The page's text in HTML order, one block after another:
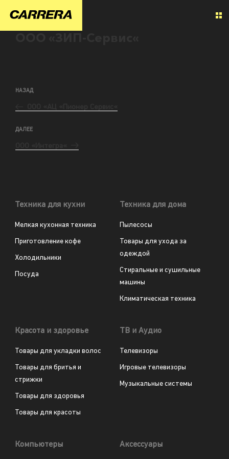
НАЗАД
ДАЛЕЕ
Техника для кухни
Мелкая кухонная техника
Приготовление кофе
Холодильники
Посуда
Техника для дома
Пылесосы
Товары для ухода за
одеждой
Стиральные и сушильные
машины
Климатическая техника
Красота и здоровье
Товары для укладки волос
Товары для бритья и
стрижки
Товары для здоровья
Товары для красоты
ТВ и Аудио
Телевизоры
Игровые телевизоры
Музыкальные системы
Компьютеры Аксессуары